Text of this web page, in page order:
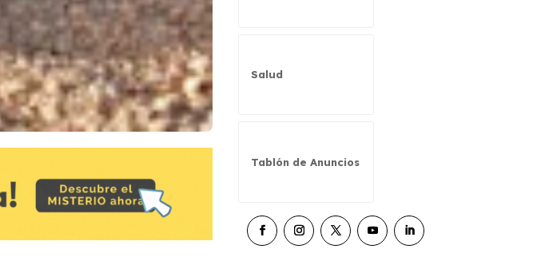
Salud
Tablón de Anuncios